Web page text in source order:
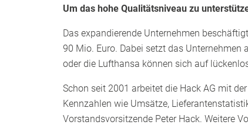
Um das hohe Qualitätsniveau zu
Das expandierende Unternehmen
90 Mio. Euro. Dabei setzt das Unternehmen
oder die Lufthansa können sich auf
Schon seit 2001 arbeitet die Hack AG mit
Kennzahlen wie Umsätze,
Vorstandsvorsitzende Peter Hack. Weitere